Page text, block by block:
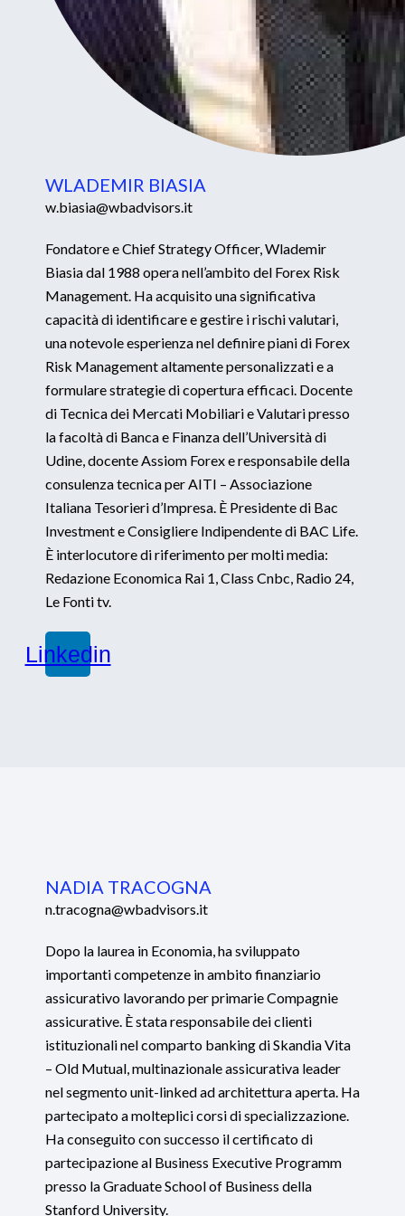
WLADEMIR BIASIA
w.biasia@wbadvisors.it
Fondatore e Chief Strategy Officer, Wlademir
Biasia dal 1988 opera nell’ambito del Forex Risk
Management. Ha acquisito una significativa
capacità di identificare e gestire i rischi valutari,
una notevole esperienza nel definire piani di Forex
Risk Management altamente personalizzati e a
formulare strategie di copertura efficaci. Docente
di Tecnica dei Mercati Mobiliari e Valutari presso
la facoltà di Banca e Finanza dell’Università di
Udine, docente Assiom Forex e responsabile della
consulenza tecnica per AITI – Associazione
Italiana Tesorieri d’Impresa. È Presidente di Bac
Investment e Consigliere Indipendente di BAC Life.
È interlocutore di riferimento per molti media:
Redazione Economica Rai 1, Class Cnbc, Radio 24,
Le Fonti tv.
Linkedin
NADIA TRACOGNA
n.tracogna@wbadvisors.it
Dopo la laurea in Economia, ha sviluppato
importanti competenze in ambito finanziario
assicurativo lavorando per primarie Compagnie
assicurative. È stata responsabile dei clienti
istituzionali nel comparto banking di Skandia Vita
– Old Mutual, multinazionale assicurativa leader
nel segmento unit-linked ad architettura aperta. Ha
partecipato a molteplici corsi di specializzazione.
Ha conseguito con successo il certificato di
partecipazione al Business Executive Programm
presso la Graduate School of Business della
Stanford University.